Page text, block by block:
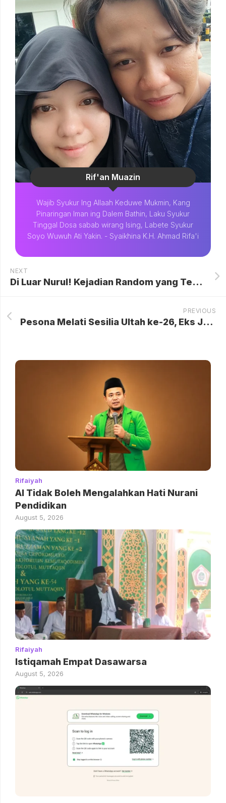
Rif'an Muazin
Wajib Syukur Ing Allaah Keduwe Mukmin, Kang
Pinaringan Iman ing Dalem Bathin, Laku Syukur
Tinggal Dosa sabab wirang Ising, Labete Syukur
Soyo Wuwuh Ati Yakin. - Syaikhina K.H. Ahmad Rifa'i
NEXT
Di Luar Nurul! Kejadian Random yang Terekam Google Street View
PREVIOUS
Pesona Melati Sesilia Ultah ke-26, Eks JKT48 Sukses Rintis 2 Usaha Kuliner: Dari Cireng Merapi hingga Kopi Senja
Rifaiyah
AI Tidak Boleh Mengalahkan Hati Nurani
Pendidikan
August 5, 2026
Rifaiyah
Istiqamah Empat Dasawarsa
August 5, 2026